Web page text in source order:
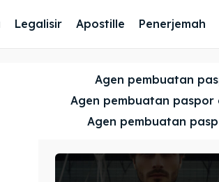
Legalisir Apostille Penerjemah
Agen pembuatan
Agen pembuatan paspor
Agen pembuatan